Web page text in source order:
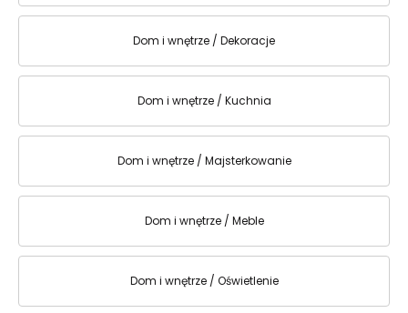
Dom i wnętrze / Dekoracje
Dom i wnętrze / Kuchnia
Dom i wnętrze / Majsterkowanie
Dom i wnętrze / Meble
Dom i wnętrze / Oświetlenie